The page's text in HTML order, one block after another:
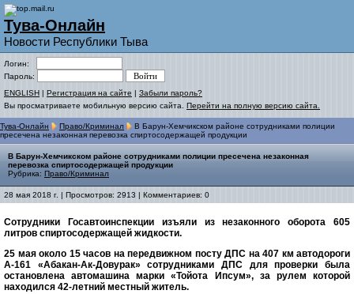
Тува-Онлайн
Новости Республики Тыва
Логин:
Пароль:
ENGLISH | Регистрация на сайте | Забыли пароль?
Вы просматриваете мобильную версию сайта. Перейти на полную версию сайта.
Тува-Онлайн Право/Криминал
В Барун-Хемчикском районе сотрудниками полиции
пресечена незаконная перевозка спиртосодержащей продукции
В Барун-Хемчикском районе сотрудниками полиции пресечена незаконная
перевозка спиртосодержащей продукции
Рубрика: Право/Криминал
28 мая 2018 г. | Просмотров: 2913 | Комментариев: 0
Сотрудники Госавтоинспекции изъяли из незаконного оборота 605
литров спиртосодержащей жидкости.
25 мая около 15 часов на передвижном посту ДПС на 407 км автодороги
А-161 «Абакан-Ак-Довурак» сотрудниками ДПС для проверки была
остановлена автомашина марки «Тойота Ипсум», за рулем которой
находился 42-летний местный житель.